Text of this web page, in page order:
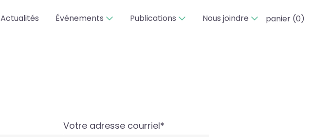
Actualités Événements Publications Nous joindre panier (0)
Votre adresse courriel*